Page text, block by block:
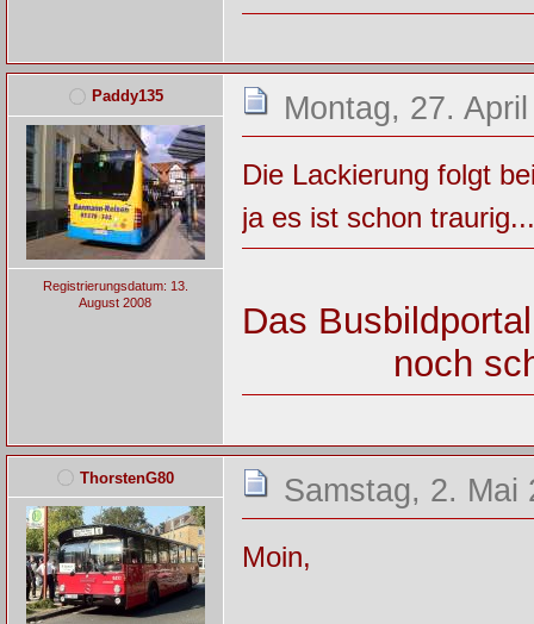
Paddy135
Registrierungsdatum: 13.
August 2008
Montag, 27.
Die Lackierung folgt
ja es ist schon traurig...
Das
noch
ThorstenG80 Samstag, 2. Mai
Moin,